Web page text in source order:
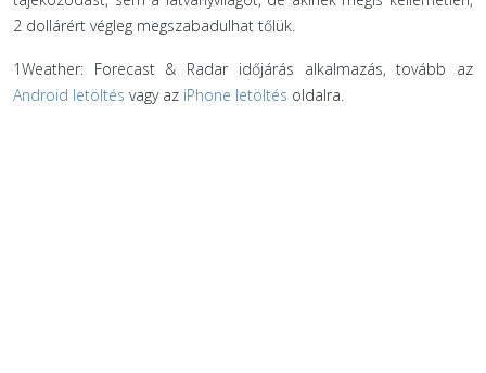
2 dollárért végleg megszabadulhat tőlük.
1Weather: Forecast & Radar időjárás alkalmazás, tovább az
Android letöltés vagy az iPhone letöltés oldalra.